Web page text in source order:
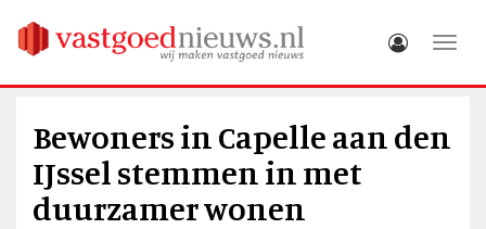
Bewoners in Capelle aan den
IJssel stemmen in met
duurzamer wonen